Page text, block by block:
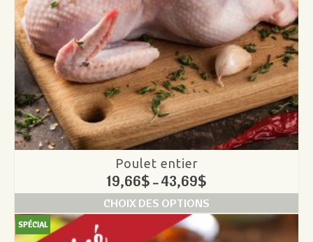
Poulet entier
19,66$ –43,69$
CHOIX DES OPTIONS
SPÉCIAL